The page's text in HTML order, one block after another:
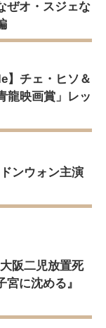
オ・スジェな
】チェ・ヒソ＆
龍映画賞」レッ
ンウォン主演
阪二児放置死
に沈める』